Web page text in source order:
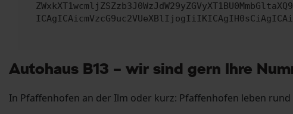
Autohaus B13 – wir sind gern Ihre
In Pfaffenhofen an der Ilm oder kurz: Pfaffenhofen leben